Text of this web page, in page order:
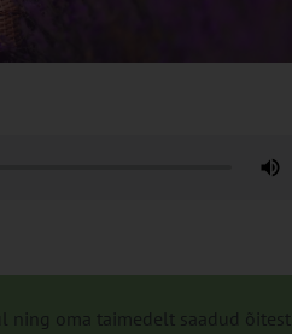
oma taimedelt saadud õitest